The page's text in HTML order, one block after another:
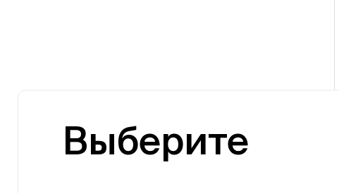
Выберите